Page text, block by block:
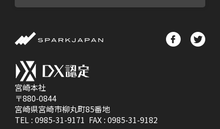
宮崎本社
〒880-0844
宮崎県宮崎市柳丸町85番地
TEL : 0985-31-9171 FAX : 0985-31-9182